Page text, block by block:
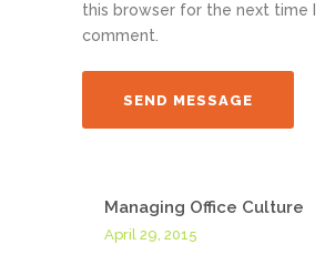
this browser for the next time I
comment.
Managing Office Culture
April 29, 2015